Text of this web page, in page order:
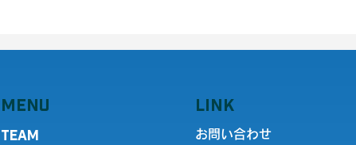
MENU
TEAM
LINK
お問い合わせ